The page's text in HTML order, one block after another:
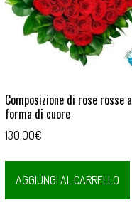
Composizione di rose rosse a
forma di cuore
130,00€
AGGIUNGI AL CARRELLO